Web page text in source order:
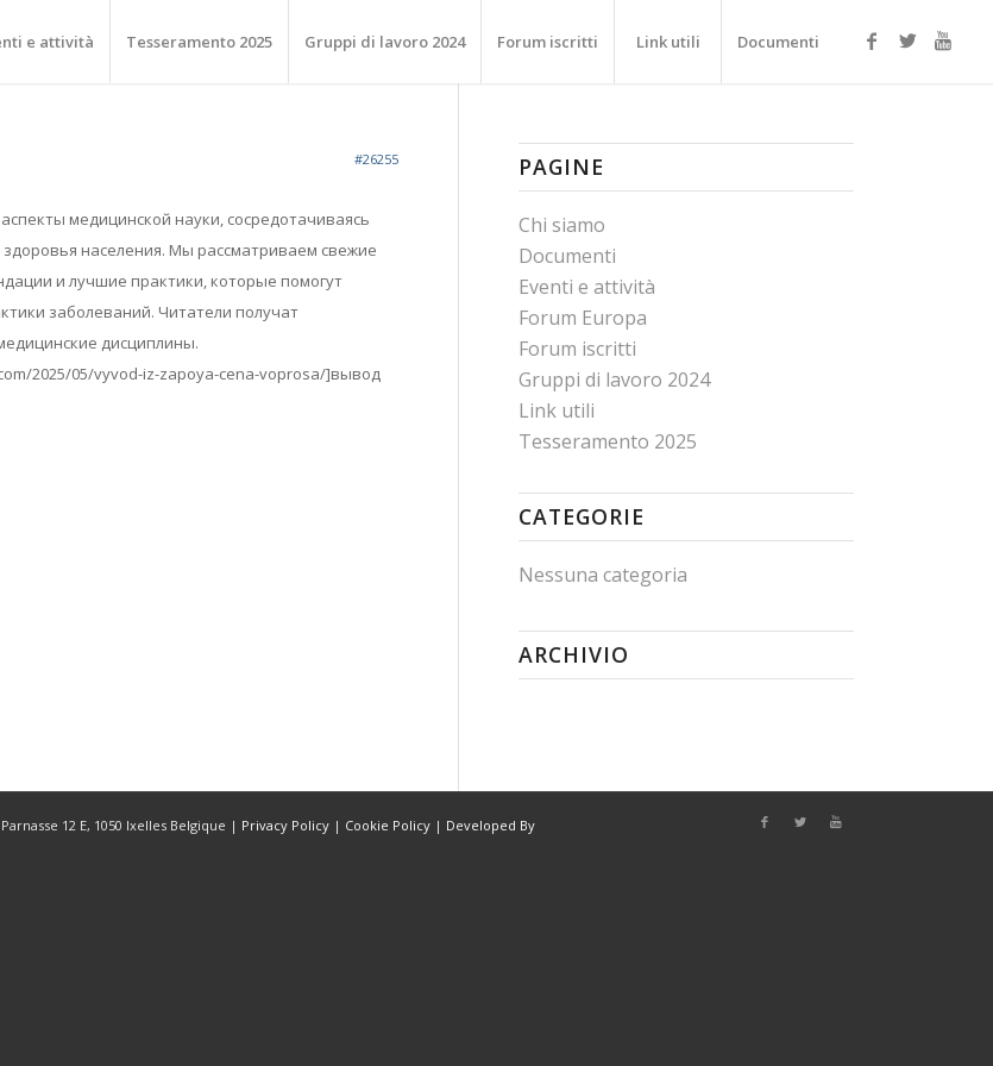
e attività Tesseramento 2025 Gruppi di lavoro 2024 Forum iscritti Link utili Documenti
#26255
медицинской науки, сосредотачиваясь
населения. Мы рассматриваем свежие
и лучшие практики, которые помогут
заболеваний. Читатели получат
дисциплины.
2025/05/vyvod-iz-zapoya-cena-voprosa/]вывод
PAGINE
Chi siamo
Documenti
Eventi e attività
Forum Europa
Forum iscritti
Gruppi di lavoro 2024
Link utili
Tesseramento 2025
CATEGORIE
Nessuna categoria
ARCHIVIO
12 E, 1050 Ixelles Belgique | Privacy Policy | Cookie Policy | Developed By